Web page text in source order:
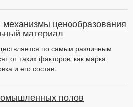
ценообразования
материал
по самым различным
от таких факторов, как марка
и его состав.
полов